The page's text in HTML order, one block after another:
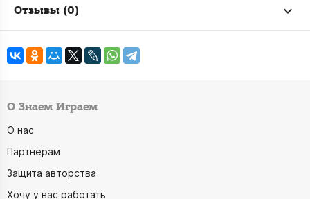
Отзывы (0)
О Знаем Играем
О нас
Партнёрам
Защита авторства
Хочу у вас работать